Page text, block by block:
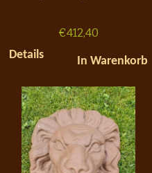
€412,40
Details
In Warenkorb